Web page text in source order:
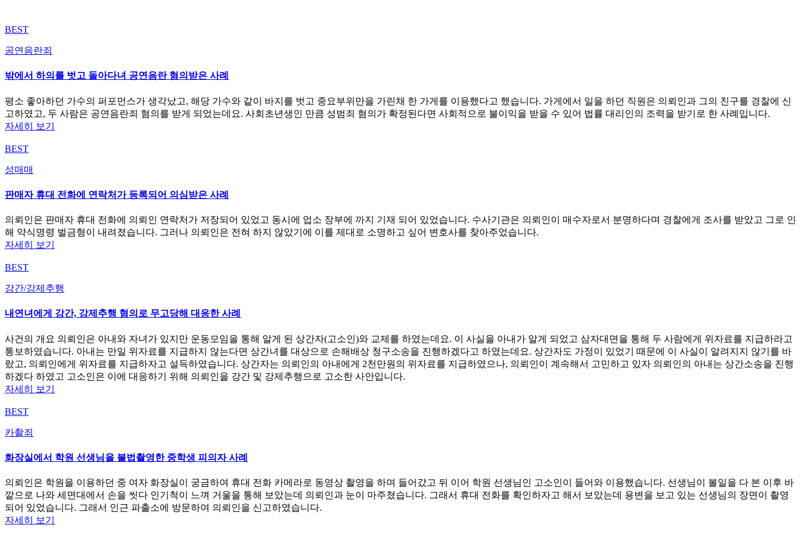
BEST
공연음란죄
밖에서 하의를 벗고 돌아다녀 공연음란 혐의받은 사례
평소 좋아하던 가수의 퍼포먼스가 생각났고, 해당 가수와 같이 바지를 벗고 중요부위만을 가린채 한 가게를 이용했다고 했습니다. 가게에서 일을 하던 직원은 의뢰인과 그의 친구를 경찰에 신
고하였고, 두 사람은 공연음란죄 혐의를 받게 되었는데요. 사회초년생인 만큼 성범죄 혐의가 확정된다면 사회적으로 불이익을 받을 수 있어 법률 대리인의 조력을 받기로 한 사례입니다.
자세히 보기
BEST
성매매
판매자 휴대 전화에 연락처가 등록되어 의심받은 사례
의뢰인은 판매자 휴대 전화에 의뢰인 연락처가 저장되어 있었고 동시에 업소 장부에 까지 기재 되어 있었습니다. 수사기관은 의뢰인이 매수자로서 분명하다며 경찰에게 조사를 받았고 그로 인
해 약식명령 벌금형이 내려졌습니다. 그러나 의뢰인은 전혀 하지 않았기에 이를 제대로 소명하고 싶어 변호사를 찾아주었습니다.
자세히 보기
BEST
강간/강제추행
내연녀에게 강간, 강제추행 혐의로 무고당해 대응한 사례
사건의 개요 의뢰인은 아내와 자녀가 있지만 운동모임을 통해 알게 된 상간자(고소인)와 교제를 하였는데요. 이 사실을 아내가 알게 되었고 삼자대면을 통해 두 사람에게 위자료를 지급하라고
통보하였습니다. 아내는 만일 위자료를 지급하지 않는다면 상간녀를 대상으로 손해배상 청구소송을 진행하겠다고 하였는데요. 상간자도 가정이 있었기 때문에 이 사실이 알려지지 않기를 바
랐고, 의뢰인에게 위자료를 지급하자고 설득하였습니다. 상간자는 의뢰인의 아내에게 2천만원의 위자료를 지급하였으나, 의뢰인이 계속해서 고민하고 있자 의뢰인의 아내는 상간소송을 진행
하겠다 하였고 고소인은 이에 대응하기 위해 의뢰인을 강간 및 강제추행으로 고소한 사안입니다.
자세히 보기
BEST
카촬죄
화장실에서 학원 선생님을 불법촬영한 중학생 피의자 사례
의뢰인은 학원을 이용하던 중 여자 화장실이 궁금하여 휴대 전화 카메라로 동영상 촬영을 하며 들어갔고 뒤 이어 학원 선생님인 고소인이 들어와 이용했습니다. 선생님이 볼일을 다 본 이후 바
깥으로 나와 세면대에서 손을 씻다 인기척이 느껴 거울을 통해 보았는데 의뢰인과 눈이 마주쳤습니다. 그래서 휴대 전화를 확인하자고 해서 보았는데 용변을 보고 있는 선생님의 장면이 촬영
되어 있었습니다. 그래서 인근 파출소에 방문하여 의뢰인을 신고하였습니다.
자세히 보기